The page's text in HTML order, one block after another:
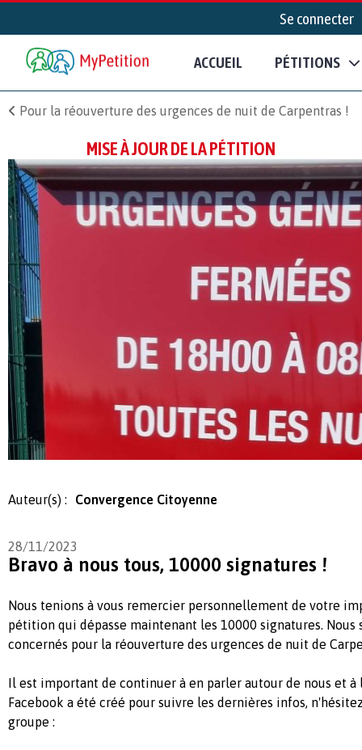
Se connecter
ACCUEIL PÉTITIONS
Pour la réouverture des urgences de nuit de Carpentras !
MISE À JOUR DE LA PÉTITION
Auteur(s) : Convergence Citoyenne
28/11/2023
Bravo à nous tous, 10000 signatures !
Nous tenions à vous remercier personnellement de votre
pétition qui dépasse maintenant les 10000 signatures. Nous
concernés pour la réouverture des urgences de nuit de
Il est important de continuer à en parler autour de nous et à
Facebook a été créé pour suivre les dernières infos,
groupe :